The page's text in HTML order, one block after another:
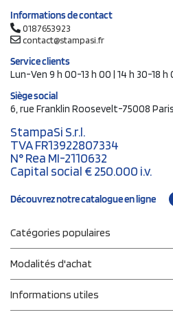
Informations de contact
0187653923
contact@stampasi.fr
Service clients
Lun-Ven 9 h 00-13 h 00 | 14 h 30-18 h
Siège social
6, rue Franklin Roosevelt-75008 Paris
StampaSi S.r.l.
TVA FR13922807334
N° Rea MI-2110632
Capital social € 250.000 i.v.
Découvrez notre catalogue en ligne
Catégories populaires
Modalités d'achat
Informations utiles